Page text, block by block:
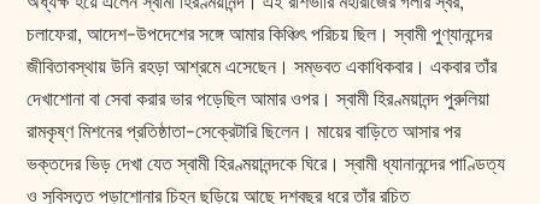
চলাফেরা, আদেশ-উপদেশের সঙ্গে আমার কিঞ্চিৎ পরিচয় ছিল। স্বামী পুণ্যানন্দের
জীবিতাবস্থায় উনি রহড়া আশ্রমে এসেছেন। সম্ভবত একাধিকবার। একবার তাঁর
দেখাশোনা বা সেবা করার ভার পড়েছিল আমার ওপর। স্বামী হিরণ্ময়ানন্দ পুরুলিয়া
রামকৃষ্ণ মিশনের প্রতিষ্ঠাতা-সেক্রেটারি ছিলেন। মায়ের বাড়িতে আসার পর
ভক্তদের ভিড় দেখা যেত স্বামী হিরণ্ময়ানন্দকে ঘিরে। স্বামী ধ্যানানন্দের পাণ্ডিত্য
ও সুবিস্তৃত পড়াশোনার চিহ্ন ছড়িয়ে আছে দশবছর ধরে তাঁর রচিত